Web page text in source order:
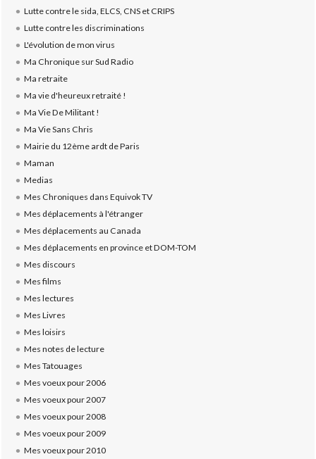
Lutte contre le sida, ELCS, CNS et CRIPS
Lutte contre les discriminations
L'évolution de mon virus
Ma Chronique sur Sud Radio
Ma retraite
Ma vie d'heureux retraité !
Ma Vie De Militant !
Ma Vie Sans Chris
Mairie du 12ème ardt de Paris
Maman
Medias
Mes Chroniques dans Equivok TV
Mes déplacements à l'étranger
Mes déplacements au Canada
Mes déplacements en province et DOM-TOM
Mes discours
Mes films
Mes lectures
Mes Livres
Mes loisirs
Mes notes de lecture
Mes Tatouages
Mes voeux pour 2006
Mes voeux pour 2007
Mes voeux pour 2008
Mes voeux pour 2009
Mes voeux pour 2010